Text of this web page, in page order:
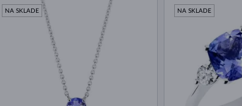
NA SKLADE NA SKLADE